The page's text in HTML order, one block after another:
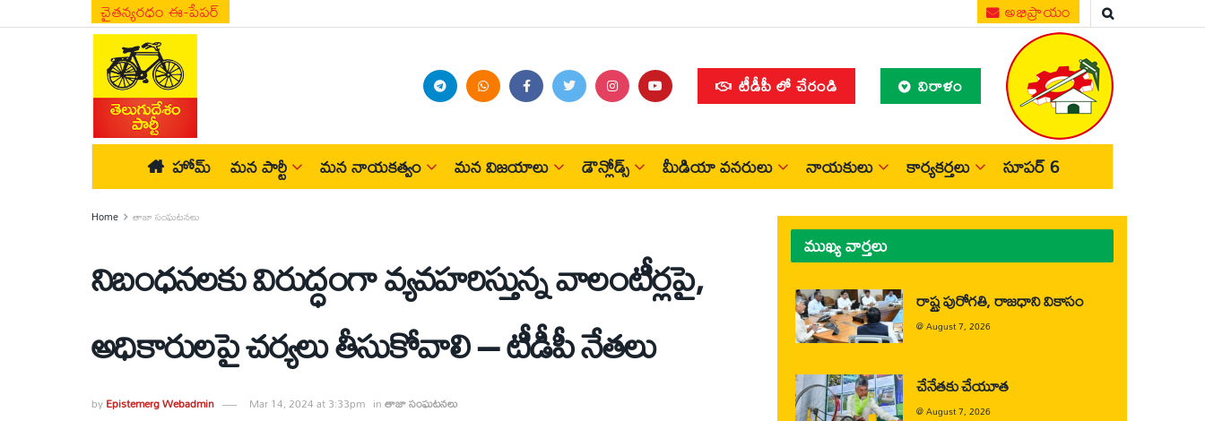
చైతన్యరధం ఈ-పేపర్ అభిప్రాయం
టీడీపీ లో చేరండి విరాళం
హోమ్ మన పార్టీ మన నాయకత్వం మన విజయాలు డౌన్లోడ్స్ మీడియా వనరులు నాయకులు కార్యకర్తలు సూపర్ 6
Home తాజా సంఘటనలు
నిబంధనలకు విరుద్ధంగా వ్యవహరిస్తున్న వాలంటీర్లపై,
అధికారులపై చర్యలు తీసుకోవాలి – టీడీపీ నేతలు
byEpistemerg Webadmin Mar 14, 2024 at 3:33pm inతాజా సంఘటనలు
ముఖ్య వార్తలు
రాష్ట్ర పురోగతి, రాజధాని వికాసం
@August 7, 2026
చేనేతకు చేయూత
@August 7, 2026